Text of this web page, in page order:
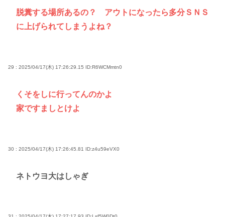
脱糞する場所あるの？ アウトになったら多分ＳＮＳ
に上げられてしまうよね？
29 : 2025/04/17(木) 17:26:29.15 ID:R6WCMmtn0
くそをしに行ってんのかよ
家ですましとけよ
30 : 2025/04/17(木) 17:26:45.81 ID:z4u59eVX0
ネトウヨ大はしゃぎ